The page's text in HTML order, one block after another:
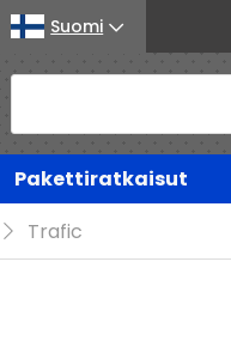
Suomi
Pakettiratkaisut
Trafic